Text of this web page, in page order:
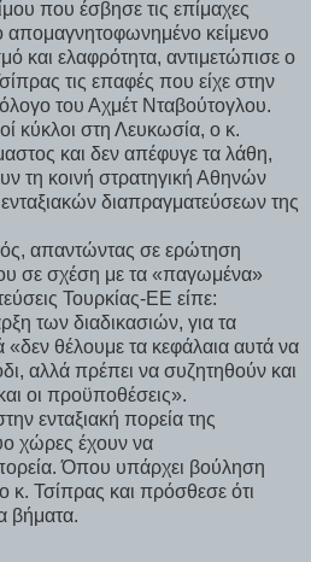
που έσβησε τις επίμαχες
κείμενο
και ελαφρότητα, αντιμετώπισε ο
τις επαφές που είχε στην
του Αχμέτ Νταβούτογλου.
κύκλοι στη Λευκωσία, ο κ.
και δεν απέφυγε τα λάθη,
τη κοινή στρατηγική Αθηνών
διαπραγματεύσεων της
απαντώντας σε ερώτηση
σε σχέση με τα «παγωμένα»
Τουρκίας-ΕΕ είπε:
των διαδικασιών, για τα
«δεν θέλουμε τα κεφάλαια αυτά να
αλλά πρέπει να συζητηθούν και
οι προϋποθέσεις».
ενταξιακή πορεία της
χώρες έχουν να
Όπου υπάρχει βούληση
κ. Τσίπρας και πρόσθεσε ότι
βήματα.